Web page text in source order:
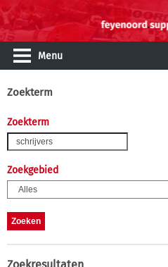
Menu
Zoekterm
Zoekterm
Zoekgebied